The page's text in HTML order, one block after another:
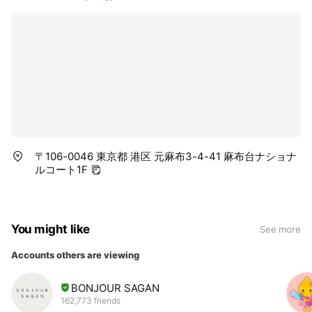
〒106-0046 東京都 港区 元麻布3-4-41 麻布台ナショナ
ルコート1F
You might like See more
Accounts others are viewing
BONJOUR SAGAN
162,773 friends